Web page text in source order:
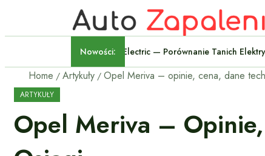
Nowości: Volkswagen ID.Polo Kontra
Home Artykuły
ARTYKUŁY
Opel Meriva –